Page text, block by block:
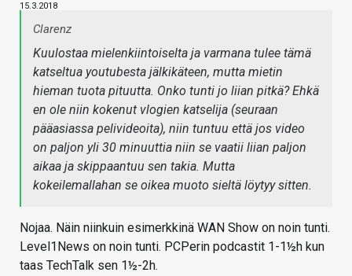
15.3.2018
Clarenz
Kuulostaa mielenkiintoiselta ja varmana tulee tämä
katseltua youtubesta jälkikäteen, mutta mietin
hieman tuota pituutta. Onko tunti jo liian pitkä? Ehkä
en ole niin kokenut vlogien katselija (seuraan
pääasiassa pelivideoita), niin tuntuu että jos video
on paljon yli 30 minuuttia niin se vaatii liian paljon
aikaa ja skippaantuu sen takia. Mutta
kokeilemallahan se oikea muoto sieltä löytyy sitten.
Nojaa. Näin niinkuin esimerkkinä WAN Show on noin tunti.
Level1News on noin tunti. PCPerin podcastit 1-1½h kun
taas TechTalk sen 1½-2h.